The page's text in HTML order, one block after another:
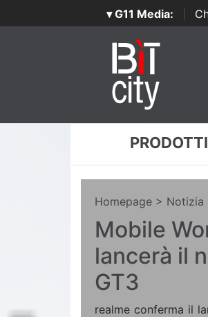
▾ G11 Media:
PRODOTTI
Homepage > Notizia
Mobile
lancerà il
GT3
realme conferma il